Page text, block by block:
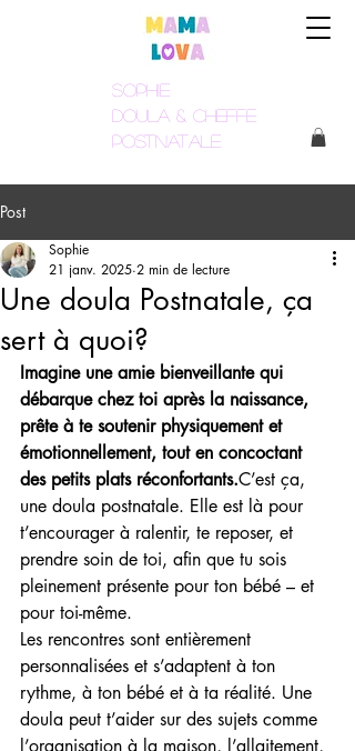
Sophie
Doula & Cheffe
postnatale
Post
Une doula Postnatale, ça
sert à quoi?
Sophie
21 janv. 2025 2 min de lecture
Imagine une amie bienveillante qui
débarque chez toi après la naissance,
prête à te soutenir physiquement et
émotionnellement, tout en concoctant
des petits plats réconfortants.C’est ça,
une doula postnatale. Elle est là pour
t’encourager à ralentir, te reposer, et
prendre soin de toi, afin que tu sois
pleinement présente pour ton bébé – et
pour toi-même.
Les rencontres sont entièrement
personnalisées et s’adaptent à ton
rythme, à ton bébé et à ta réalité. Une
doula peut t’aider sur des sujets comme
l’organisation à la maison, l’allaitement,